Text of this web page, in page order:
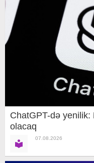
ChatGPT-də
olacaq
07.08.2026